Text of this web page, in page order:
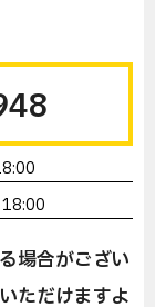
場合がござい
ただけますよ